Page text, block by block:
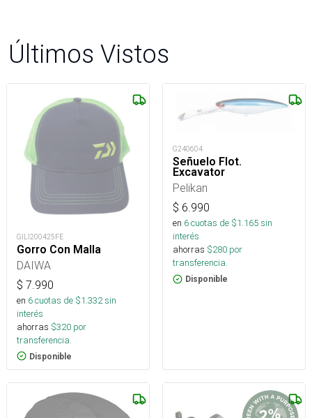
Últimos Vistos
GILI200425FE
Gorro Con Malla
DAIWA
$ 7.990
en 6cuotas de $1.332sin
interés
ahorras $320 por
transferencia.
Disponible
G240604
Señuelo Flot.
Excavator
Pelikan
$ 6.990
en 6cuotas de $1.165sin
interés
ahorras $280 por
transferencia.
Disponible